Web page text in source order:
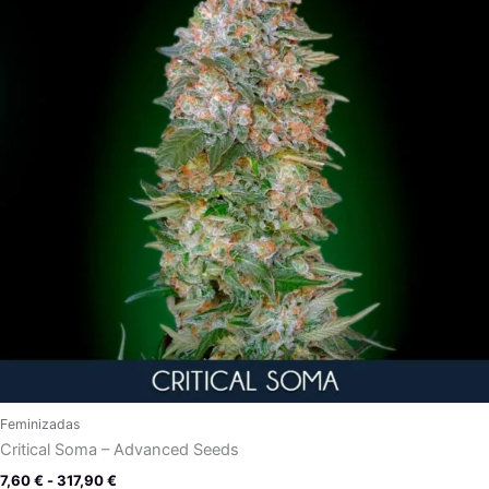
Feminizadas
Critical Soma – Advanced Seeds
7,60€-317,90€
317,90 €